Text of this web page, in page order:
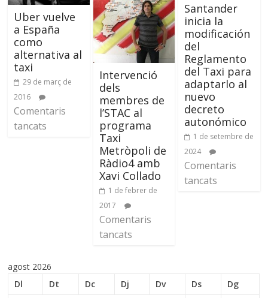
Uber vuelve
a España
como
alternativa al
taxi
29 de març de
2016
Comentaris
tancats
Intervenció
dels
membres de
l’STAC al
programa
Taxi
Metròpoli de
Ràdio4 amb
Xavi Collado
1 de febrer de
2017
Comentaris
tancats
Santander
inicia la
modificación
del
Reglamento
del Taxi para
adaptarlo al
nuevo
decreto
autonómico
1 de setembre de
2024
Comentaris
tancats
agost 2026
Dl
Dt Dc Dj Dv Ds
Dg